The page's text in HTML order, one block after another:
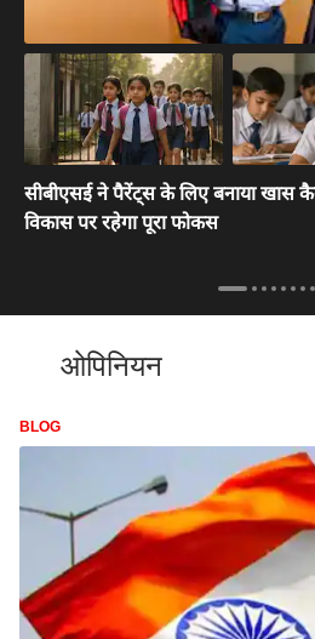
सीबीएसई ने पैरेंट्स के लिए बनाया खास
विकास पर रहेगा पूरा फोकस
ओपिनियन
BLOG